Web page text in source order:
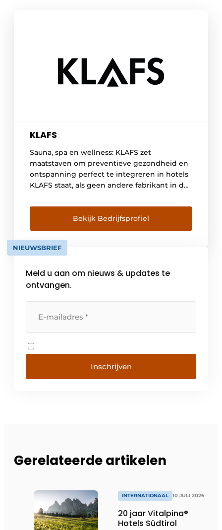
KLAFS
Sauna, spa en wellness: KLAFS zet
maatstaven om preventieve gezondheid en
ontspanning perfect te integreren in hotels
KLAFS staat, als geen andere fabrikant in de
Als wereldmarktleider in sauna’s en met
meer dan 800 medewerkers heeft KLAFS al
bijna een eeuw lang wereldwijd meer dan
240.000 KLAFS-sauna’s gerealiseerd en […]
Bekijk Bedrijfsprofiel
NIEUWSBRIEF
Meld u aan om nieuws & updates te
ontvangen.
Inschrijven
Gerelateerde artikelen
INTERNATIONAAL 10 JULI 2026
20 jaar Vitalpina®
Hotels Südtirol